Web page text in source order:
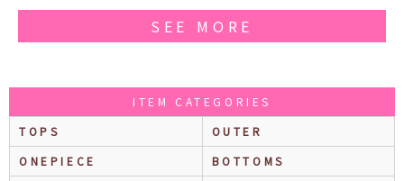
SEE MORE
ITEM CATEGORIES
TOPS
OUTER
ONEPIECE
BOTTOMS